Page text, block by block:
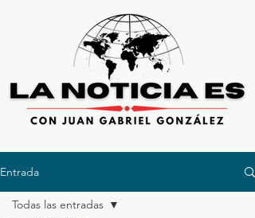
Entrada
Todas las entradas